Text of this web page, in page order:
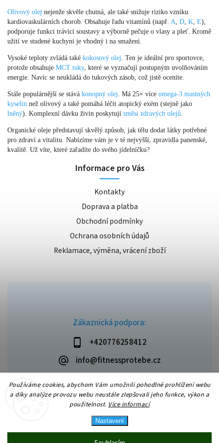
Používáme cookies, abychom Vám umožnili pohodlné prohlížení webu
a díky analýze provozu webu neustále zlepšovali jeho funkce, výkon a
použitelnost. Více informací
Nastavení
Olivový olej nejenže skvěle chutná, ale také snižuje riziko vzniku
kardiovaskulárních chorob. Obsahuje řadu vitamínů (např. A, D, K, E),
podporuje funkci trávicí soustavy a výborně pečuje o vlasy a pleť. Kromě
užití ve studené kuchyni je vhodný i na smažení.
Vysoké teploty zvládá také kokosový olej. Ten je ideální pro sportovce,
protože obsahuje MCT tuky, které se vyznačují postupným uvolňováním
energie. Navíc se neukládá do tukových zásob, což jistě oceníte.
Stále populárnější se stává konopný olej. Má 25× více omega-3 mastných
kyselin než olivový a také pomáhá léčit atopický exém (stejně jako
lněný). Komplexní dávku živin poskytují směsi zdravých olejů.
Organické oleje představují skvělý způsob, jak tělu dodat látky potřebné
pro zdraví a vitalitu. Nabízíme vám je v té nejvyšší, zpravidla panenské,
kvalitě. Už víte, které zařadíte do svého jídelníčku?
Zákaznická podpora:
+420776258412
info@fitnessprotebe.cz
Informace pro Vás
Kontakty
Doprava a platba
Obchodní podmínky
Ochrana osobních údajů
Reklamace, výměna, vrácení zboží
Copyright 2026Fitnessprotebe.cz. Všechna práva vyhrazena.
VytvořilShoptet| Design